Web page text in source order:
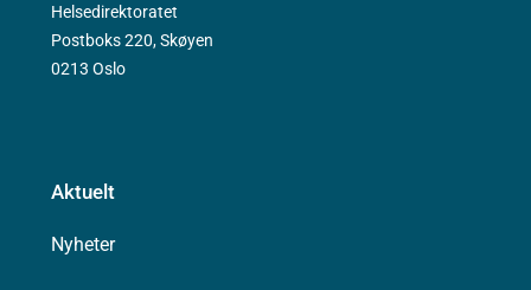
Helsedirektoratet
Postboks 220, Skøyen
0213 Oslo
Aktuelt
Nyheter